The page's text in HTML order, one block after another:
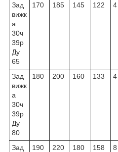
Зад
вижк
а
30ч
39р
Ду
65
170 185 145 122 4
Зад
вижк
а
30ч
39р
Ду
80
180 200 160 133 4
Зад
190 220 180 158 8